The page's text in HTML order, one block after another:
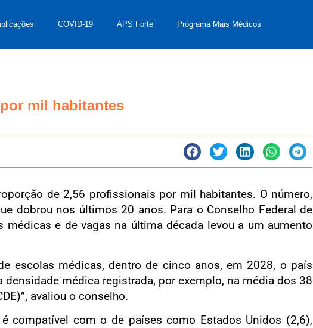
COVID-19 APS Forte Programa Mais Médicos
mil habitantes
de 2,56 profissionais por mil habitantes. O número,
dobrou nos últimos 20 anos. Para o Conselho Federal de
e de vagas na última década levou a um aumento
escolas médicas, dentro de cinco anos, em 2028, o país
médica registrada, por exemplo, na média dos 38
avaliou o conselho.
compatível com o de países como Estados Unidos (2,6),